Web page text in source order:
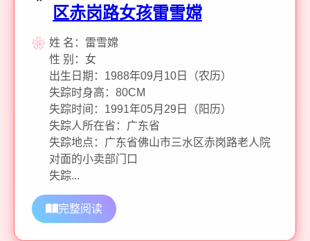
区赤岗路女孩雷雪嫦
姓 名：雷雪嫦
性 别：女
出生日期：1988年09月10日（农历）
失踪时身高：80CM
失踪时间：1991年05月29日（阳历）
失踪人所在省：广东省
失踪地点：广东省佛山市三水区赤岗路老人院
对面的小卖部门口
失踪...
完整阅读